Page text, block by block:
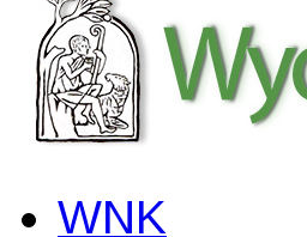
WNK